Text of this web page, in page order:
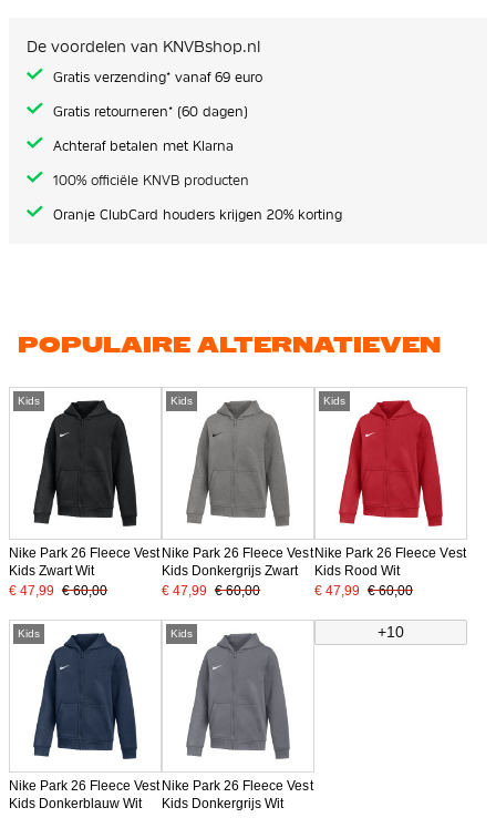
De voordelen van KNVBshop.nl
Gratis verzending* vanaf 69 euro
Gratis retourneren* (60 dagen)
Achteraf betalen met Klarna
100% officiële KNVB producten
Oranje ClubCard houders krijgen 20% korting
POPULAIRE ALTERNATIEVEN
Kids
Nike Park 26 Fleece Vest
Kids Zwart Wit
€ 47,99 € 60,00
Kids
Nike Park 26 Fleece Vest
Kids Donkergrijs Zwart
€ 47,99 € 60,00
Kids
Nike Park 26 Fleece Vest
Kids Rood Wit
€ 47,99 € 60,00
Kids
Nike Park 26 Fleece Vest
Kids Donkerblauw Wit
Kids
Nike Park 26 Fleece Vest
Kids Donkergrijs Wit
+10